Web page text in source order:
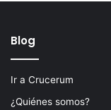
Blog
Ir a Crucerum
¿Quiénes somos?